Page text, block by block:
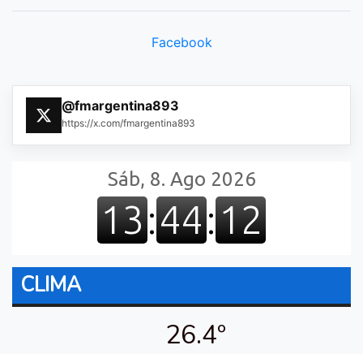
Facebook
@fmargentina893
https://x.com/fmargentina893
CLIMA
26.4º